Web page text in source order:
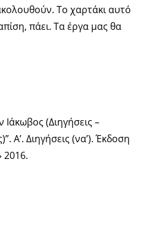
Το χαρτάκι αυτό
πάει. Τα έργα μας θα
(Διηγήσεις –
Α’. Διηγήσεις (να’). Έκδοση